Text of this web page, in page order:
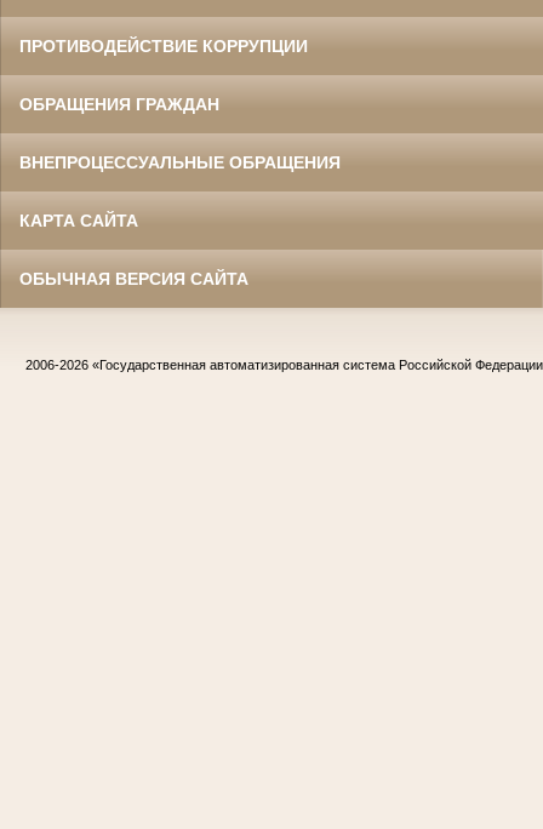
ПРОТИВОДЕЙСТВИЕ КОРРУПЦИИ
ОБРАЩЕНИЯ ГРАЖДАН
ВНЕПРОЦЕССУАЛЬНЫЕ ОБРАЩЕНИЯ
КАРТА САЙТА
ОБЫЧНАЯ ВЕРСИЯ САЙТА
2006-2026 «Государственная автоматизированная система Российской